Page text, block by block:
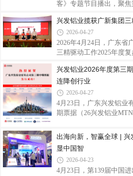
绩诠释新时代广东制造的
信”质量为基，坚守严苛
高楼沙特吉达塔、目前世
客》专题节目播出，聚
央视镜头，依托工程积淀
企业国际化发展成果，全
合竞争力。本届广交会汇
国制造、深化国际经贸
发铝业展位悬挂展示迪拜
等地标建筑的海报，清晰
列成功案例，呈现出企业
兴发铝业揽获广新集团
2026-04-27
2026年4月24日，广东省
三精驱动工作2025年度
对2025年度精益先进集
发铝业凭借扎实的全链条
团2025年度“最佳精益实
薪、陈斌分别荣获“精益
号，并现场接受精益黑
位”精益黑带绶带陈斌获
兴发铝业2026年度第三
连降创行业
2026-04-27
4月23日，广东兴发铝业
期票据（26兴发铝业
全场认购倍数达2.3倍，
行业债券发行利率新低
景与信用资质的高度认可
企业，兴发铝业在中期票
市场竞争力。继前两期中
出海向新，智赢全球 |
显中国智
2026-04-23
4月23日，第139届中国